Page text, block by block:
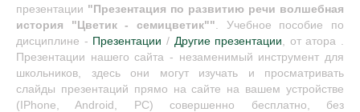
презентации "Презентация по развитию речи волшебная
история "Цветик - семицветик"". Учебное пособие по
дисциплине - Презентации / Другие презентации, от атора .
Презентации нашего сайта - незаменимый инструмент для
школьников, здесь они могут изучать и просматривать
слайды презентаций прямо на сайте на вашем устройстве
(IPhone, Android, PC) совершенно бесплатно, без